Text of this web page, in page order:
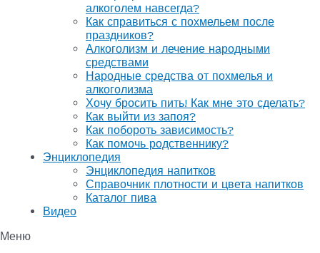
алкоголем навсегда?
Как справиться с похмельем после
праздников?
Алкоголизм и лечение народными
средствами
Народные средства от похмелья и
алкоголизма
Хочу бросить пить! Как мне это сделать?
Как выйти из запоя?
Как побороть зависимость?
Как помочь родственнику?
Энциклопедия
Энциклопедия напитков
Справочник плотности и цвета напитков
Каталог пива
Видео
Меню